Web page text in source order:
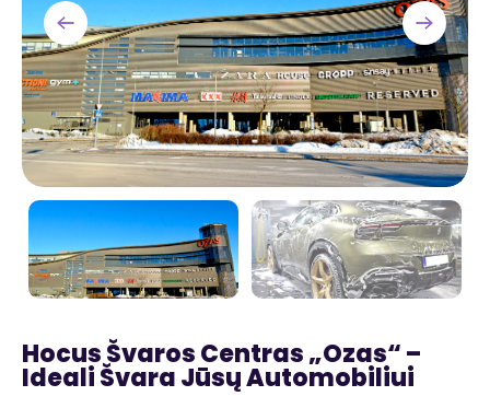
Hocus Švaros Centras „Ozas“ –
Ideali Švara Jūsų Automobiliui